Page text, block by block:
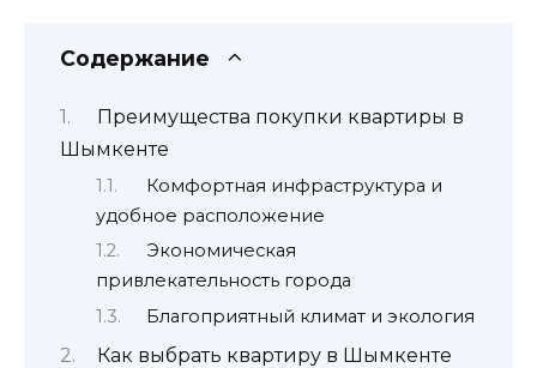
Содержание
Преимущества покупки квартиры в
Шымкенте
Комфортная инфраструктура и
удобное расположение
Экономическая
привлекательность города
Благоприятный климат и экология
Как выбрать квартиру в Шымкенте